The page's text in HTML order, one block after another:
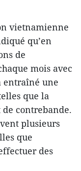
vietnamienne
qu’en
de
mois avec
entraîné une
que la
contrebande.
plusieurs
que
des